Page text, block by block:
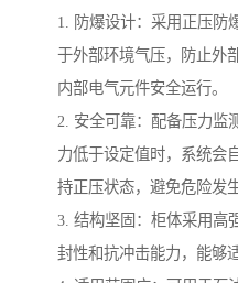
1. 防爆设计：采用正压防
于外部环境气压，防止外
内部电气元件安全运行。
2. 安全可靠：配备压力监
力低于设定值时，系统会
持正压状态，避免危险发生
3. 结构坚固：柜体采用高
封性和抗冲击能力，能够